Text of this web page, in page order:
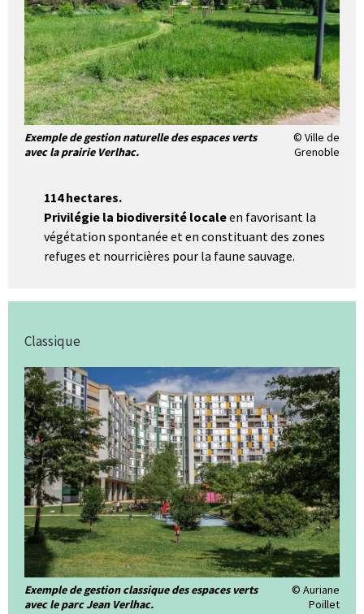
Exemple de gestion naturelle des espaces verts
avec la prairie Verlhac.
© Ville de
Grenoble
114 hectares.
Privilégie la biodiversité localeen favorisant la
végétation spontanée et en constituant des zones
refuges et nourricières pour la faune sauvage.
Classique
Exemple de gestion classique des espaces verts
avec le parc Jean Verlhac.
© Auriane
Poillet